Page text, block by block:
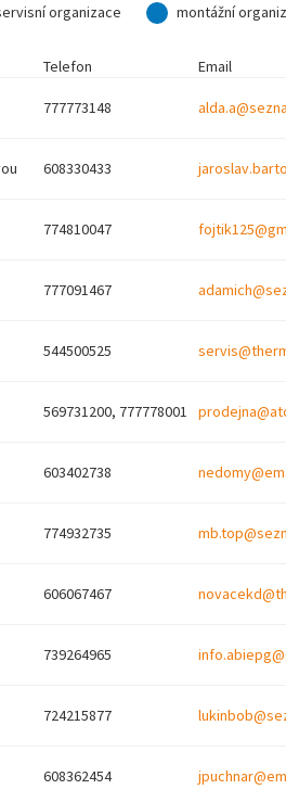
organizace montážní
Telefon Email
777773148
608330433
774810047
777091467
544500525
569731200, 777778001
603402738
774932735
606067467
739264965
724215877
608362454